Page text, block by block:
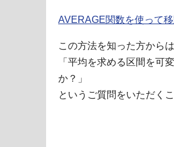
AVERAGE関数を使って
この方法を知った方からは
「平均を求める区間を可
か？」
というご質問をいただく